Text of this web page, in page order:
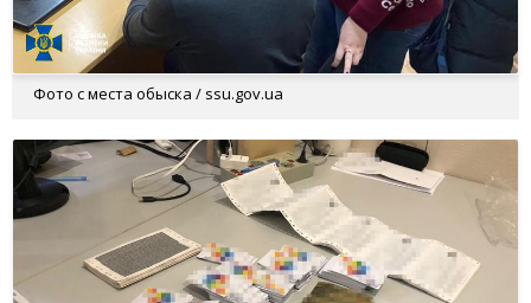
Фото с места обыска / ssu.gov.ua